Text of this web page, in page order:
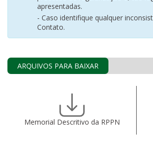
apresentadas.
- Caso identifique qualquer
Contato.
ARQUIVOS PARA BAIXAR
Memorial Descritivo da RPPN